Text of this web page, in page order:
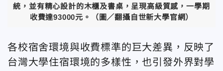
統，並有精心設計的木櫃及書桌，呈現高級質感，一學期
收費達93000元。
（圖／翻攝自世新大學官網）
各校宿舍環境與收費標準的巨大差異，反映了
台灣大學住宿環境的多樣性，也引發外界對學